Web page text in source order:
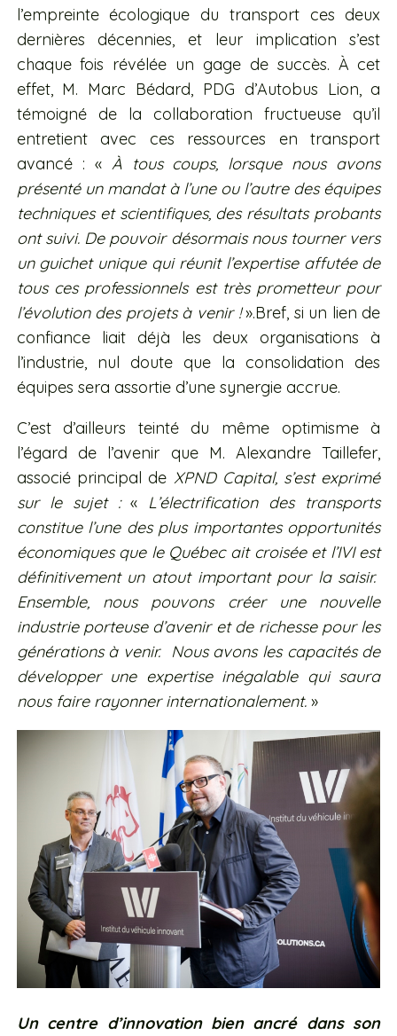
l’empreinte écologique du transport ces deux
dernières décennies, et leur implication s’est
chaque fois révélée un gage de succès. À cet
effet, M. Marc Bédard, PDG d’Autobus Lion, a
témoigné de la collaboration fructueuse qu’il
entretient avec ces ressources en transport
avancé : «À tous coups, lorsque nous avons
présenté un mandat à l’une ou l’autre des équipes
techniques et scientifiques, des résultats probants
ont suivi. De pouvoir désormais nous tourner vers
un guichet unique qui réunit l’expertise affutée de
tous ces professionnels est très prometteur pour
l’évolution des projets à venir ! ».Bref, si un lien de
confiance liait déjà les deux organisations à
l’industrie, nul doute que la consolidation des
équipes sera assortie d’une synergie accrue.
C’est d’ailleurs teinté du même optimisme à
l’égard de l’avenir que M. Alexandre Taillefer,
associé principal de XPND Capital, s’est exprimé
sur le sujet :« L’électrification des transports
constitue l’une des plus importantes opportunités
économiques que le Québec ait croisée et l’IVI est
définitivement un atout important pour la saisir.
Ensemble, nous pouvons créer une nouvelle
industrie porteuse d’avenir et de richesse pour les
générations à venir. Nous avons les capacités de
développer une expertise inégalable qui saura
nous faire rayonner internationalement.»
Un centre d’innovation bien ancré dans son